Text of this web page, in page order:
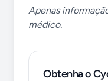
Apenas
médico.
Obtenha o